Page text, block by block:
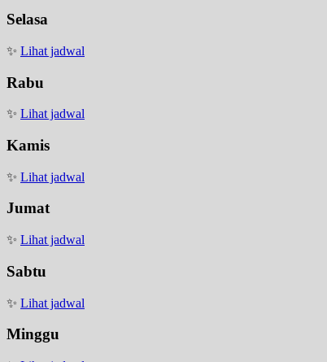
Selasa
✨ Lihat jadwal
Rabu
✨ Lihat jadwal
Kamis
✨ Lihat jadwal
Jumat
✨ Lihat jadwal
Sabtu
✨ Lihat jadwal
Minggu